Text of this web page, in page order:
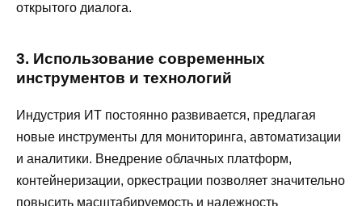
открытого диалога.
3. Использование современных
инструментов и технологий
Индустрия ИТ постоянно развивается, предлагая
новые инструменты для мониторинга, автоматизации
и аналитики. Внедрение облачных платформ,
контейнеризации, оркестрации позволяет значительно
повысить масштабируемость и надежность